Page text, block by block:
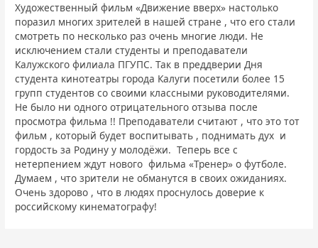
Художественный фильм «Движение вверх» настолько
поразил многих зрителей в нашей стране , что его стали
смотреть по несколько раз очень многие люди. Не
исключением стали студенты и преподаватели
Калужского филиала ПГУПС. Так в преддверии Дня
студента кинотеатры города Калуги посетили более 15
групп студентов со своими классными руководителями.
Не было ни одного отрицательного отзыва после
просмотра фильма !! Преподаватели считают , что это тот
фильм , который будет воспитывать , поднимать дух и
гордость за Родину у молодёжи. Теперь все с
нетерпением ждут нового фильма «Тренер» о футболе.
Думаем , что зрители не обманутся в своих ожиданиях.
Очень здорово , что в людях проснулось доверие к
российскому кинематографу!